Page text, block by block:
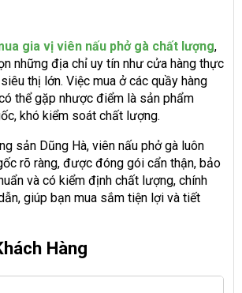
gia vị viên nấu phở gà chất lượng,
những địa chỉ uy tín như cửa hàng thực
thị lớn. Việc mua ở các quầy hàng
thể gặp nhược điểm là sản phẩm
khó kiểm soát chất lượng.
sản Dũng Hà, viên nấu phở gà luôn
rõ ràng, được đóng gói cẩn thận, bảo
và có kiểm định chất lượng, chính
giúp bạn mua sắm tiện lợi và tiết
Hàng